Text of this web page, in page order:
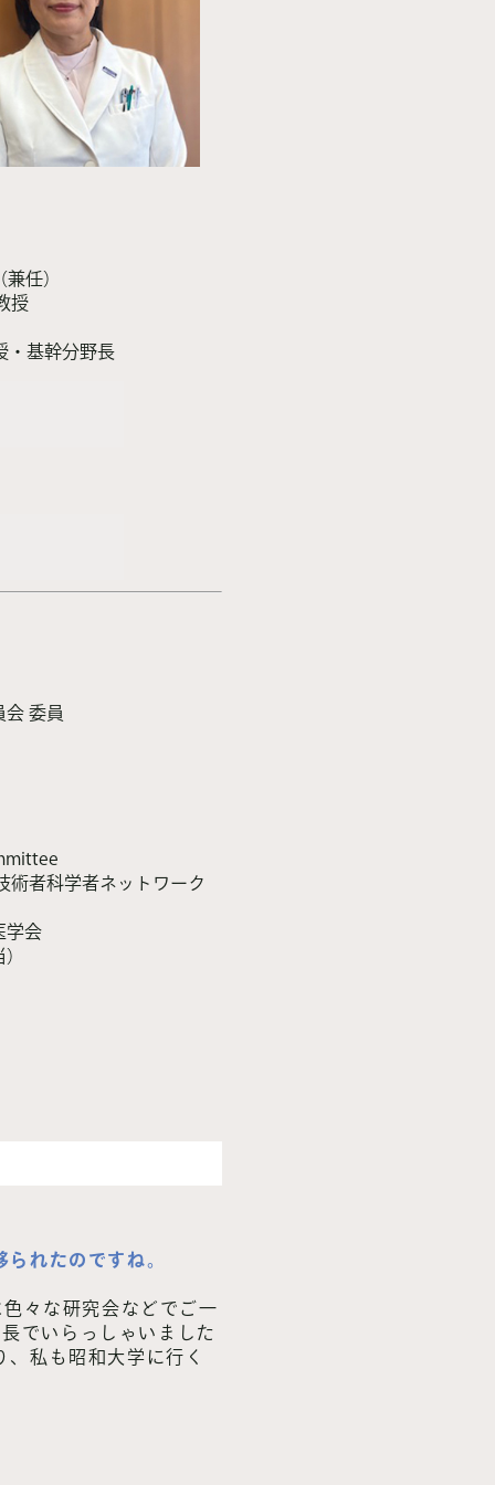
任）
授
・基幹分野長
会 委員
術者科学者ネットワーク
学会
れたのですね。
色々な研究会などでご一
でいらっしゃいました
私も昭和大学に行く